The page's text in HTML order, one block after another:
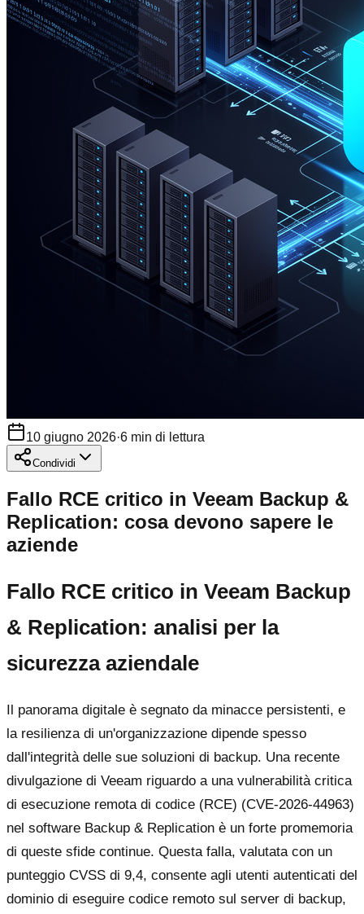
10 giugno 2026·6 min di lettura
Condividi
Fallo RCE critico in Veeam Backup &
Replication: cosa devono sapere le
aziende
Fallo RCE critico in Veeam Backup
& Replication: analisi per la
sicurezza aziendale
Il panorama digitale è segnato da minacce persistenti, e
la resilienza di un'organizzazione dipende spesso
dall'integrità delle sue soluzioni di backup. Una recente
divulgazione di Veeam riguardo a una vulnerabilità critica
di esecuzione remota di codice (RCE) (CVE-2026-44963)
nel software Backup & Replication è un forte promemoria
di queste sfide continue. Questa falla, valutata con un
punteggio CVSS di 9,4, consente agli utenti autenticati del
dominio di eseguire codice remoto sul server di backup,